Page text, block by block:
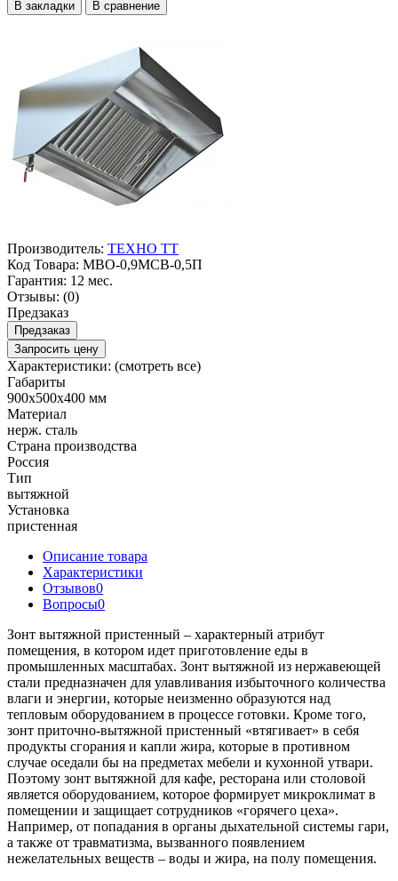
В закладки В сравнение
Производитель: ТЕХНО ТТ
Код Товара: МВО-0,9МСВ-0,5П
Гарантия: 12 мес.
Отзывы: (0)
Предзаказ
Предзаказ
Запросить цену
Характеристики: (смотреть все)
Габариты
900х500х400 мм
Материал
нерж. сталь
Страна производства
Россия
Тип
вытяжной
Установка
пристенная
Описание товара
Характеристики
Отзывов0
Вопросы0
Зонт вытяжной пристенный – характерный атрибут
помещения, в котором идет приготовление еды в
промышленных масштабах. Зонт вытяжной из нержавеющей
стали предназначен для улавливания избыточного количества
влаги и энергии, которые неизменно образуются над
тепловым оборудованием в процессе готовки. Кроме того,
зонт приточно-вытяжной пристенный «втягивает» в себя
продукты сгорания и капли жира, которые в противном
случае оседали бы на предметах мебели и кухонной утвари.
Поэтому зонт вытяжной для кафе, ресторана или столовой
является оборудованием, которое формирует микроклимат в
помещении и защищает сотрудников «горячего цеха».
Например, от попадания в органы дыхательной системы гари,
а также от травматизма, вызванного появлением
нежелательных веществ – воды и жира, на полу помещения.